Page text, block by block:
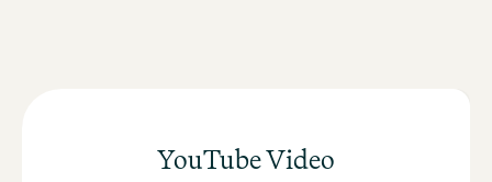
YouTube Video